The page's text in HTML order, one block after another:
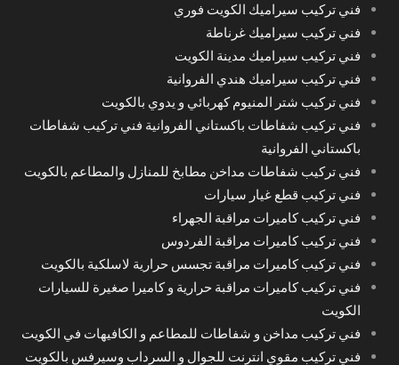
فني تركيب سيراميك الكويت فوري
فني تركيب سيراميك غرناطة
فني تركيب سيراميك مدينة الكويت
فني تركيب سيراميك هندي الفروانية
فني تركيب شتر المنيوم كهربائي و يدوي بالكويت
فني تركيب شفاطات باكستاني الفروانية فني تركيب شفاطات
باكستاني الفروانية
فني تركيب شفاطات مداخن مطابخ للمنازل والمطاعم بالكويت
فني تركيب قطع غيار سيارات
فني تركيب كاميرات مراقبة الجهراء
فني تركيب كاميرات مراقبة الفردوس
فني تركيب كاميرات مراقبة تجسس حرارية لاسلكية بالكويت
فني تركيب كاميرات مراقبة حرارية و كاميرا صغيرة للسيارات
الكويت
فني تركيب مداخن و شفاطات للمطاعم و الكافيهات في الكويت
فني تركيب مقوي انترنت للجوال و السرداب وسيرفس بالكويت